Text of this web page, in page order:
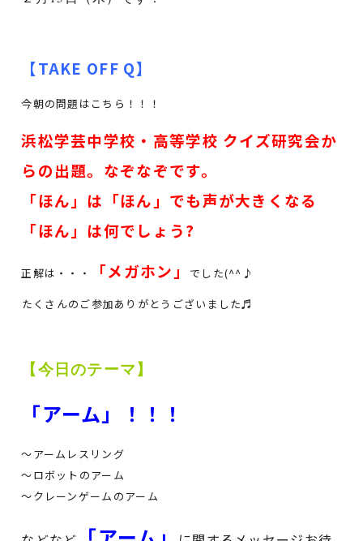
【TAKE OFF Q】
今朝の問題はこちら！！！
浜松学芸中学校・高等学校 クイズ研究会か
らの出題。なぞなぞです。
「ほん」は「ほん」でも声が大きくなる
「ほん」は何でしょう?
正解は・・・ 「メガホン」
でした(^^♪
たくさんのご参加ありがとうございました♬
【今日のテーマ】
「アーム」！！！
～アームレスリング
～ロボットのアーム
～クレーンゲームのアーム